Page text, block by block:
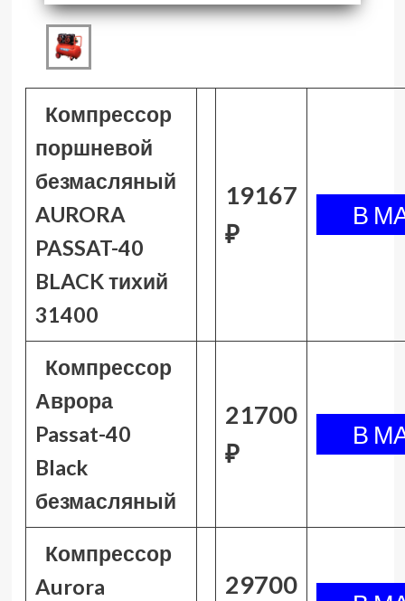
Компрессор
поршневой
безмасляный
AURORA
PASSAT-40
BLACK тихий
31400
19167
₽
Компрессор
Аврора
Passat-40
Black
безмасляный
21700
₽
Компрессор
Aurora
29700